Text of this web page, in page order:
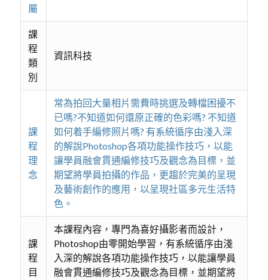
屬
課
程
類
別
資訊科技
課
程
理
念
常為拍回大量相片需費時挑選及轉檔困擾不
已嗎?不知道如何還原正確的色彩嗎? 不知道
如何着手編修照片嗎? 有系統循序由淺入深
的解說Photoshop各項功能操作技巧，以能
讓學員融會貫通編修技巧及觀念為目標，並
期望將學員拍攝的作品，更趨於完美的呈現
及藝術創作的應用，以呈現社區多元生活特
色。
課
程
目
本課程內容，專門為喜好攝影者而設計，
Photoshop由零開始學習，有系統循序由淺
入深的解說各項功能操作技巧，以能讓學員
融會貫通編修技巧及觀念為目標，並期望將